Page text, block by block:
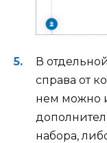
В
справа от
нем можно
набора,